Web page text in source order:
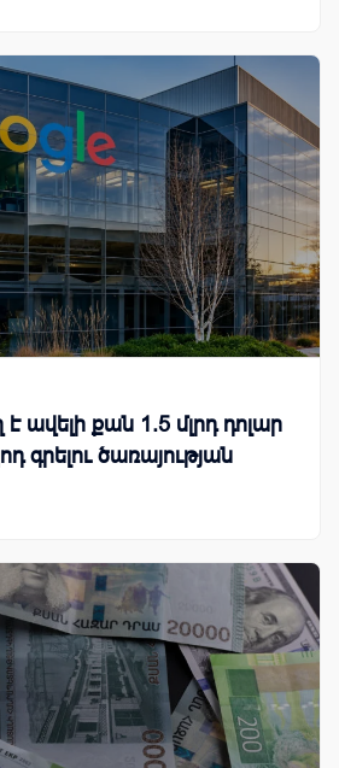
ավելի քան 1.5 մլրդ դոլար
գրելու ծառայության